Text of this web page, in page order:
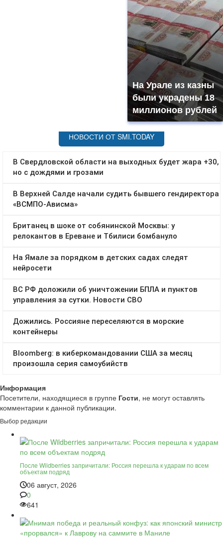
На Урале из казны
были украдены 18
миллионов рублей
Информация
Посетители, находящиеся в группе Гости, не могут оставлять
комментарии к данной публикации.
Выбор редакции
После Wildberries запричитали: Россия перешла к ударам по всем
объектам подряд
06 август, 2026
0
641